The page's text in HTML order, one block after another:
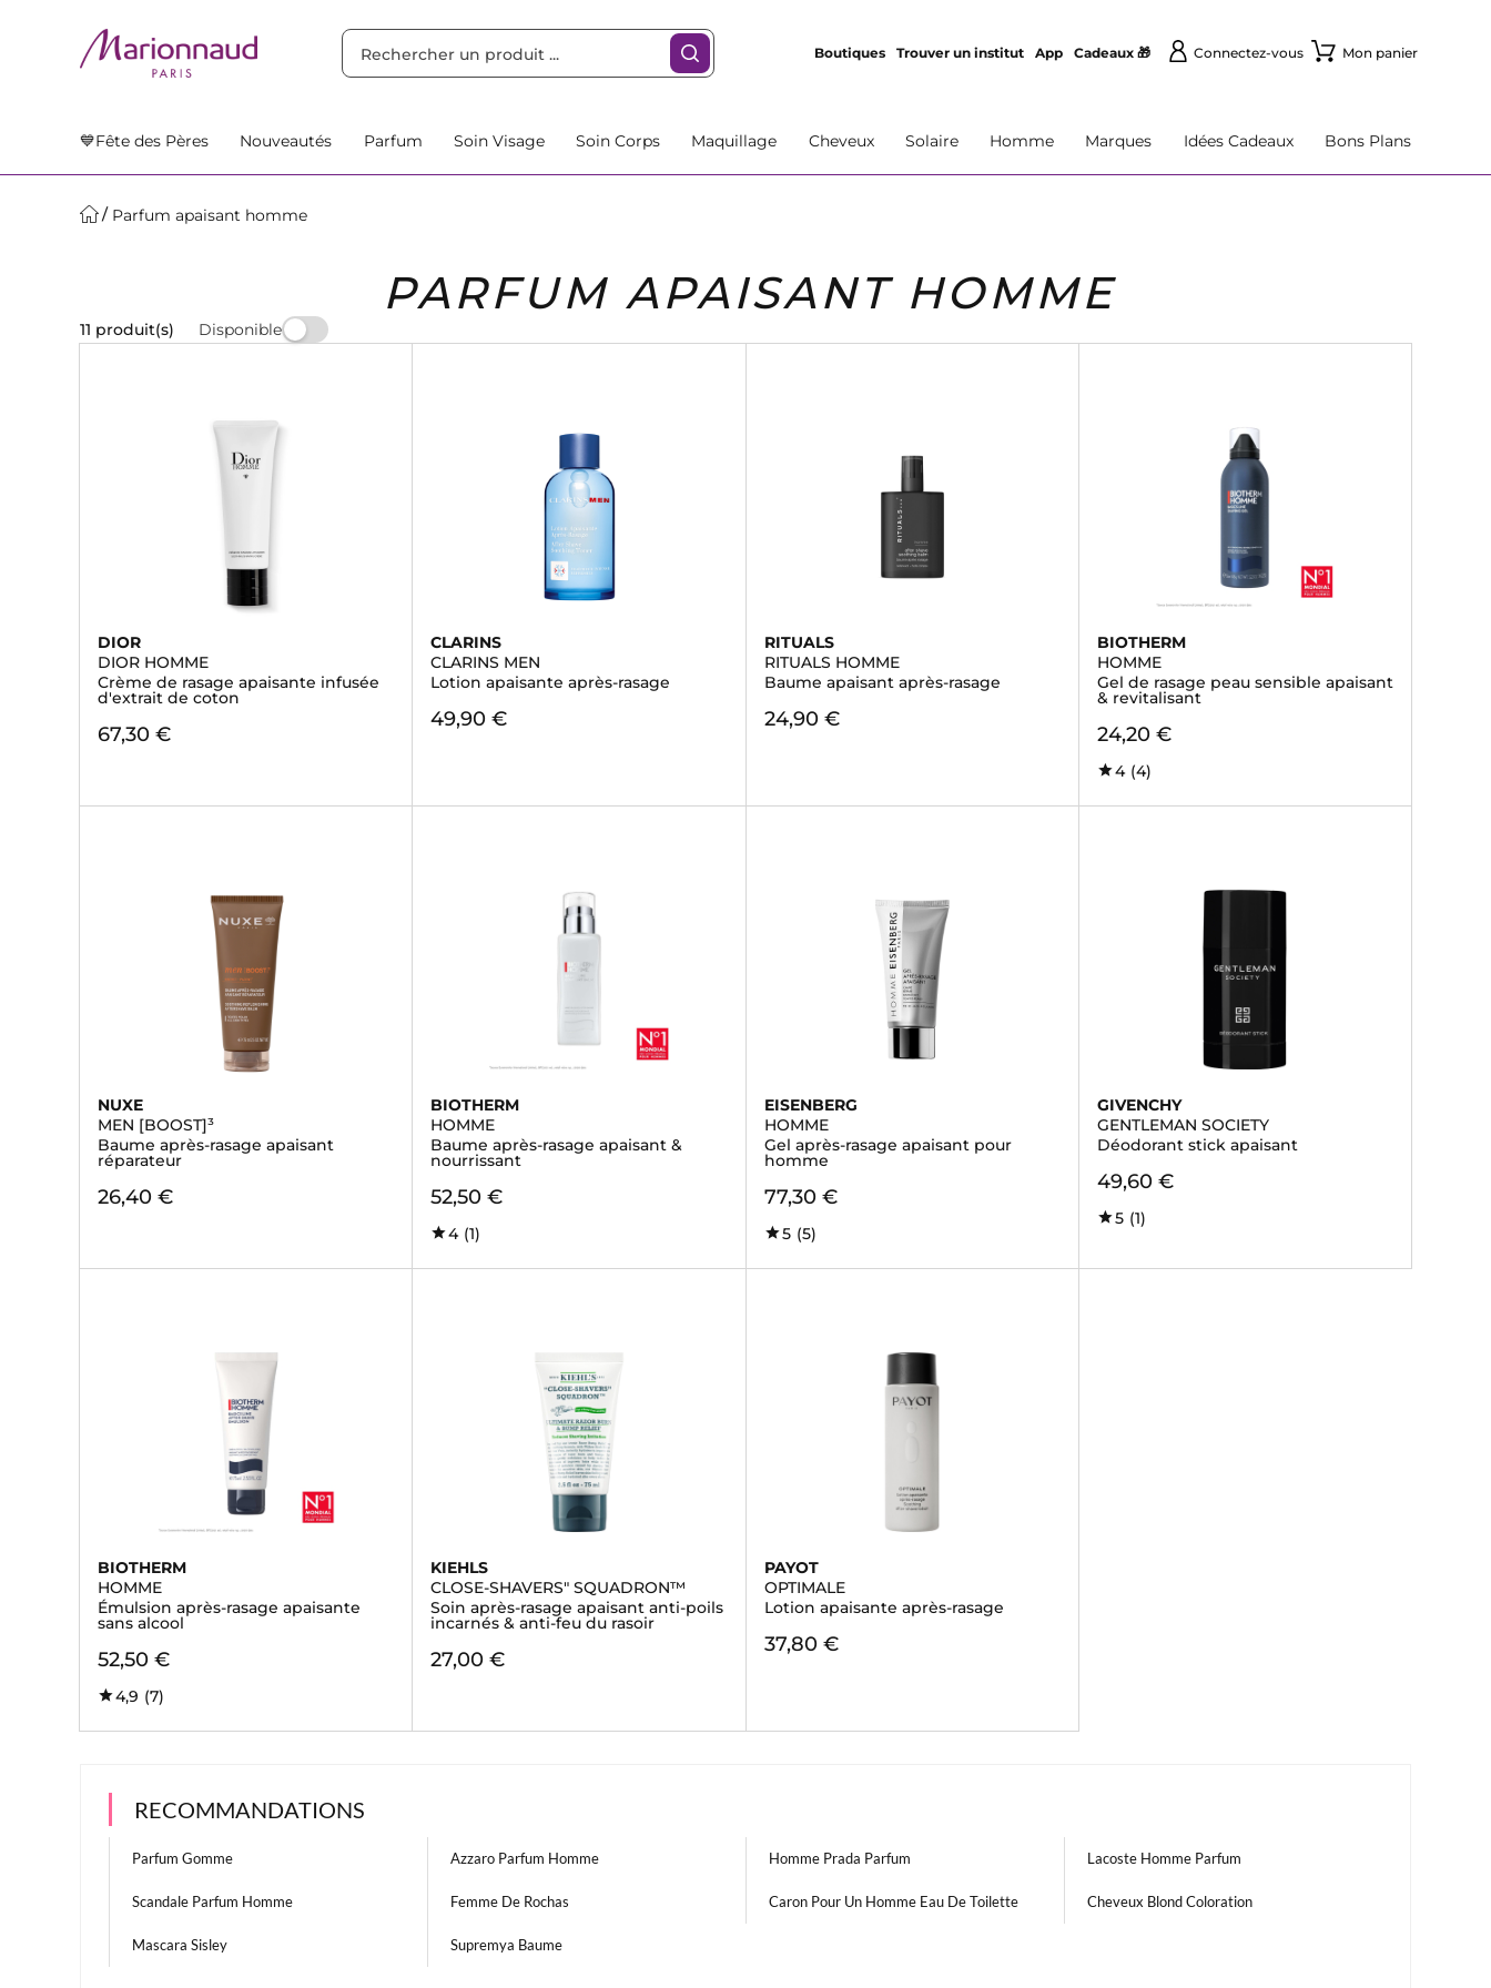
Boutiques Trouver un institut App Cadeaux 🎁 Connectez-vous Mon panier
💙Fête des Pères Nouveautés Parfum Soin Visage Soin Corps Maquillage Cheveux Solaire Homme Marques Idées Cadeaux Bons Plans
Parfum apaisant homme
PARFUM APAISANT HOMME
11 produit(s) Disponible
DIOR
DIOR HOMME
Crème de rasage apaisante infusée
d'extrait de coton
67,30 €
CLARINS
CLARINS MEN
Lotion apaisante après-rasage
49,90 €
RITUALS
RITUALS HOMME
Baume apaisant après-rasage
24,90 €
BIOTHERM
HOMME
Gel de rasage peau sensible apaisant
& revitalisant
24,20 €
4 (4)
NUXE
MEN [BOOST]³
Baume après-rasage apaisant
réparateur
26,40 €
BIOTHERM
HOMME
Baume après-rasage apaisant &
nourrissant
52,50 €
4 (1)
EISENBERG
HOMME
Gel après-rasage apaisant pour
homme
77,30 €
5 (5)
GIVENCHY
GENTLEMAN SOCIETY
Déodorant stick apaisant
49,60 €
5 (1)
BIOTHERM
HOMME
Émulsion après-rasage apaisante
sans alcool
52,50 €
4,9 (7)
KIEHLS
CLOSE-SHAVERS" SQUADRON™
Soin après-rasage apaisant anti-poils
incarnés & anti-feu du rasoir
27,00 €
PAYOT
OPTIMALE
Lotion apaisante après-rasage
37,80 €
RECOMMANDATIONS
Parfum Gomme Azzaro Parfum Homme Homme Prada Parfum Lacoste Homme Parfum
Scandale Parfum Homme Femme De Rochas Caron Pour Un Homme Eau De Toilette Cheveux Blond Coloration
Mascara Sisley Supremya Baume